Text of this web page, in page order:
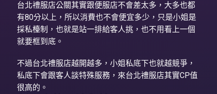
台北禮服店公關其實跟便服店不會差太多，大多也都
有80分以上，所以消費也不會便宜多少，只是小姐是
採私檯制，也就是站一排給客人挑，也不用看上一個
就要框到底。
不過台北禮服店越開越多，小姐私底下也就越競爭，
私底下會跟客人談特殊服務，來台北禮服店其實CP值
很高的。